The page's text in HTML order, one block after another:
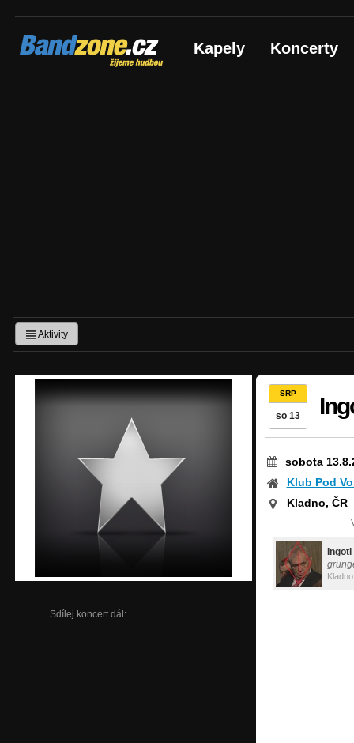
Bandzone.cz
žijeme hudbou Kapely Koncerty
Aktivity
Sdílej koncert dál:
SRP
so 13
sobota
Klub Pod
Kladno, ČR
Ingoti
Kladno